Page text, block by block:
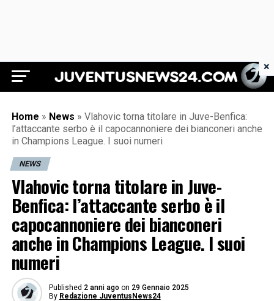
Juventus News 24
Home » News » Vlahovic torna titolare in Juve-Benfica:
l’attaccante serbo è il capocannoniere dei bianconeri anche
in Champions League. I suoi numeri
NEWS
Vlahovic torna titolare in Juve-
Benfica: l’attaccante serbo è il
capocannoniere dei bianconeri
anche in Champions League. I suoi
numeri
Published 2 anni ago on 29 Gennaio 2025
By Redazione JuventusNews24
×